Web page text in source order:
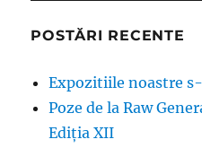
POSTĂRI RECENTE
Expozitiile noastre
Poze de la Raw
Ediția XII